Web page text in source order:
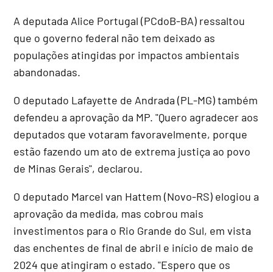
A deputada Alice Portugal (PCdoB-BA) ressaltou
que o governo federal não tem deixado as
populações atingidas por impactos ambientais
abandonadas.
O deputado Lafayette de Andrada (PL-MG) também
defendeu a aprovação da MP. "Quero agradecer aos
deputados que votaram favoravelmente, porque
estão fazendo um ato de extrema justiça ao povo
de Minas Gerais", declarou.
O deputado Marcel van Hattem (Novo-RS) elogiou a
aprovação da medida, mas cobrou mais
investimentos para o Rio Grande do Sul, em vista
das enchentes de final de abril e início de maio de
2024 que atingiram o estado. "Espero que os